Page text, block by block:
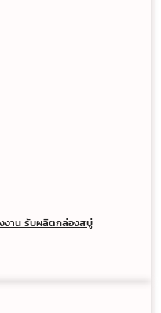
งาน รับผลิตกล่องสบู่